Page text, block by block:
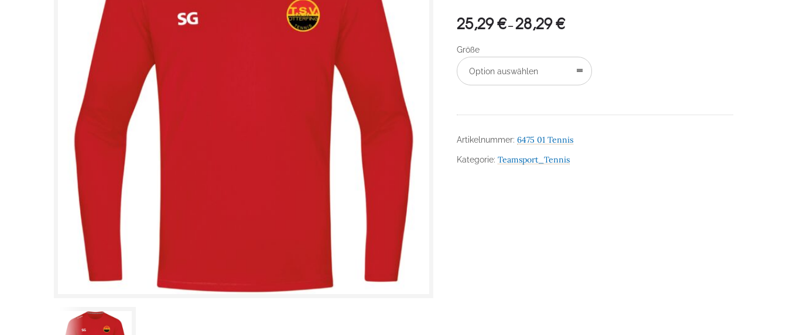
25,29€–28,29€Preisspanne:
bis
28,29 €
Größe
Option auswählen
Artikelnummer:6475 01 Tennis
Kategorie:Teamsport_Tennis